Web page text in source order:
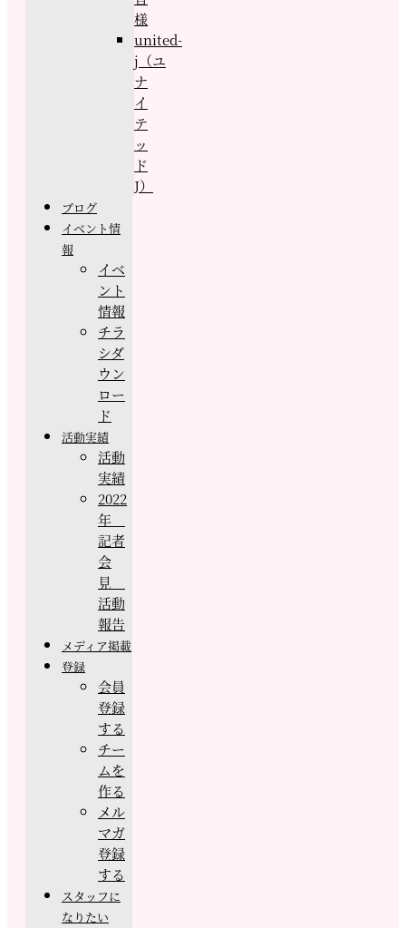
様
united-
j（ユ
ナ
イ
テ
ッ
ド
J）
ブログ
イベント情
報
イベ
ント
情報
チラ
シダ
ウン
ロー
ド
活動実績
活動
実績
2022
年
記者
会
見
活動
報告
メディア掲載
登録
会員
登録
する
チー
ムを
作る
メル
マガ
登録
する
スタッフに
なりたい